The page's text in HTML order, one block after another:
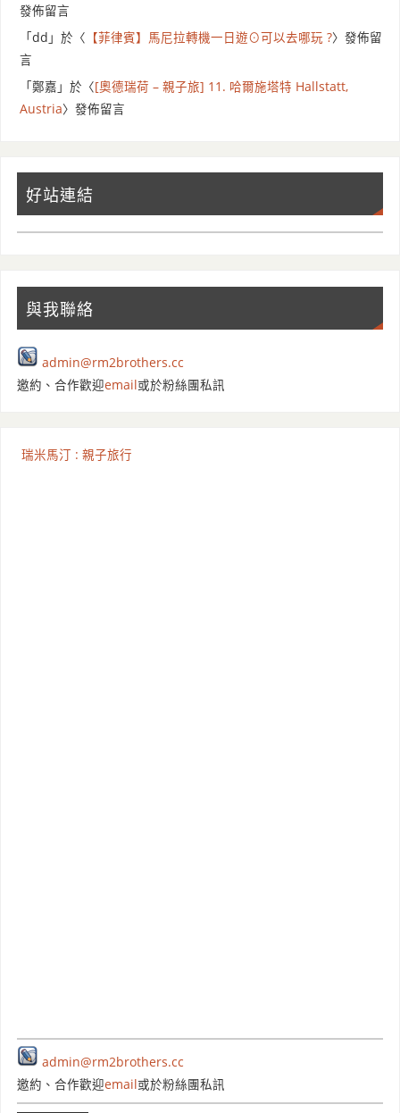
發佈留言
「dd 」於〈 【菲律賓】馬尼拉轉機一日遊⊙可以去哪玩 ?〉發佈留
言
「鄭嘉 」於〈[奧德瑞荷 – 親子旅] 11. 哈爾施塔特 Hallstatt,
Austria〉發佈留言
好站連結
與我聯絡
admin@rm2brothers.cc
邀約、合作歡迎email或於粉絲團私訊
瑞米馬汀 : 親子旅行
admin@rm2brothers.cc
邀約、合作歡迎email或於粉絲團私訊